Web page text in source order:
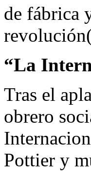
de fábrica
“La
Tras el
obrero
Pottier y